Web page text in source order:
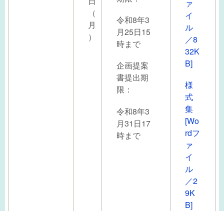
（
月
）
令和8年3
月25日15
時まで
企画提案
書提出期
限：
令和8年3
月31日17
時まで
ァ
イ
ル
／8
32K
B]
様
式
集
[Wo
rdフ
ァ
イ
ル
／2
9K
B]